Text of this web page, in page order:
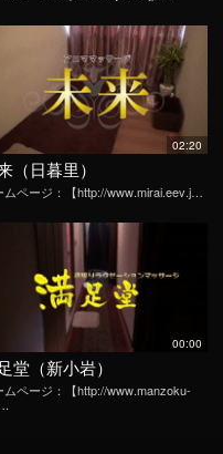
02:20
（日暮里）
ムページ：【http://www.mirai.eev.j…
00:00
堂（新小岩）
ムページ：【http://www.manzoku-